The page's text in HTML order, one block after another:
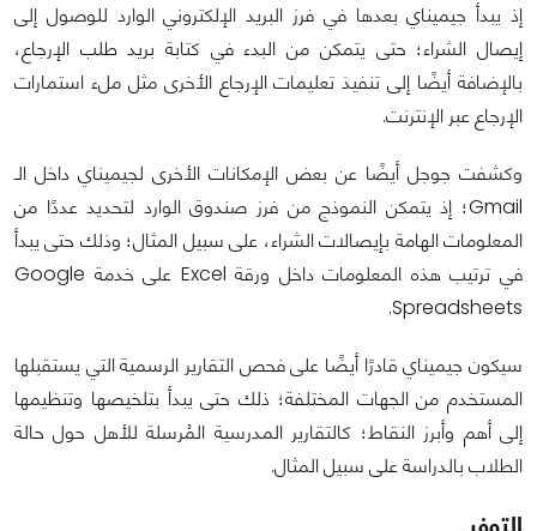
إذ يبدأ جيميناي بعدها في فرز البريد الإلكتروني الوارد للوصول إلى
إيصال الشراء؛ حتى يتمكن من البدء في كتابة بريد طلب الإرجاع،
بالإضافة أيضًا إلى تنفيذ تعليمات الإرجاع الأخرى مثل ملء استمارات
الإرجاع عبر الإنترنت.
وكشفت جوجل أيضًا عن بعض الإمكانات الأخرى لجيميناي داخل الـ
Gmail؛ إذ يتمكن النموذج من فرز صندوق الوارد لتحديد عددًا من
المعلومات الهامة بإيصالات الشراء، على سبيل المثال؛ وذلك حتى يبدأ
في ترتيب هذه المعلومات داخل ورقة Excel على خدمة Google
Spreadsheets.
سيكون جيميناي قادرًا أيضًا على فحص التقارير الرسمية التي يستقبلها
المستخدم من الجهات المختلفة؛ ذلك حتى يبدأ بتلخيصها وتنظيمها
إلى أهم وأبرز النقاط؛ كالتقارير المدرسية المُرسلة للأهل حول حالة
الطلاب بالدراسة على سبيل المثال.